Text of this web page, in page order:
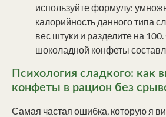
используйте формулу:
калорийность данного типа
вес штуки и разделите на
шоколадной конфеты
Психология сладкого: как
конфеты в рацион без
Самая частая ошибка, которую я